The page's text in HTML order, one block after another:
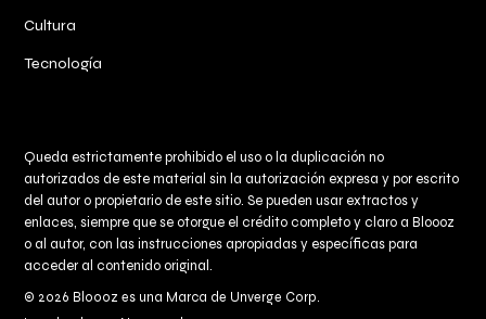
Cultura
Tecnología
Queda estrictamente prohibido el uso o la duplicación no
autorizados de este material sin la autorización expresa y por escrito
del autor o propietario de este sitio. Se pueden usar extractos y
enlaces, siempre que se otorgue el crédito completo y claro aBloooz
o al autor, con las instrucciones apropiadas y específicas para
acceder al contenido original.
© 2026 Bloooz es una Marca de Unverge Corp.